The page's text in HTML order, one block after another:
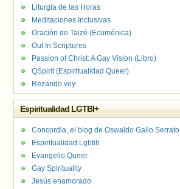
Liturgia de las Horas
Meditaciones Inclusivas
Oración de Taizé (Ecuménica)
Out In Scriptures
Passion of Christ: A Gay Vision (Libro)
QSpirit (Espiritualidad Queer)
Rezando voy
Espiritualidad LGTBI+
Concordia, el blog de Oswaldo Gallo Serrato
Espiritualidad Lgbtih
Evangelio Queer.
Gay Spirituality
Jesús enamorado